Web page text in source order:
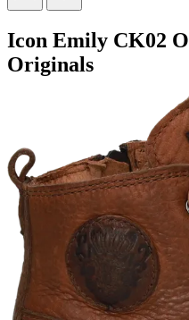
Icon Emily CK02
Originals